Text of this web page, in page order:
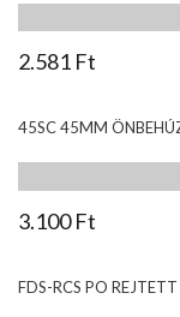
2.581 Ft
45SC 45MM
3.100 Ft
FDS-RCS PO